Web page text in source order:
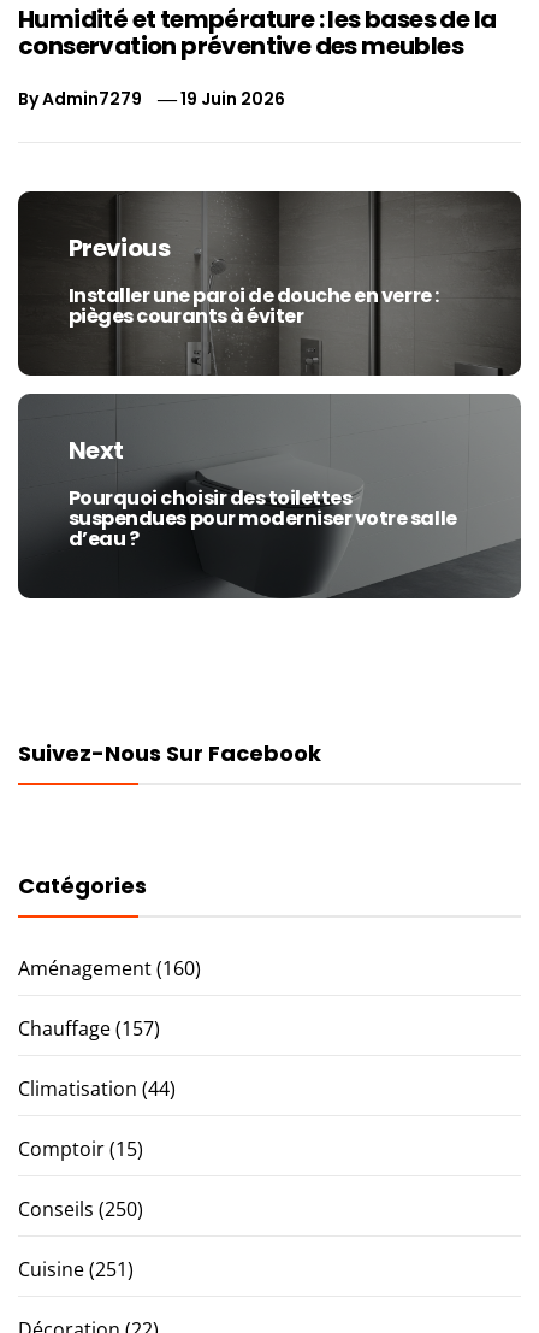
Humidité et température : les bases de la
conservation préventive des meubles
ByAdmin7279 19 Juin 2026
Navigation
l’article
Previous
Previous
post:
Installer une paroi de douche en verre :
pièges courants à éviter
Next
Next
post:
Pourquoi choisir des toilettes
suspendues pour moderniser votre salle
d’eau ?
Suivez-Nous Sur Facebook
Catégories
Aménagement(160)
Chauffage(157)
Climatisation (44)
Comptoir(15)
Conseils (250)
Cuisine(251)